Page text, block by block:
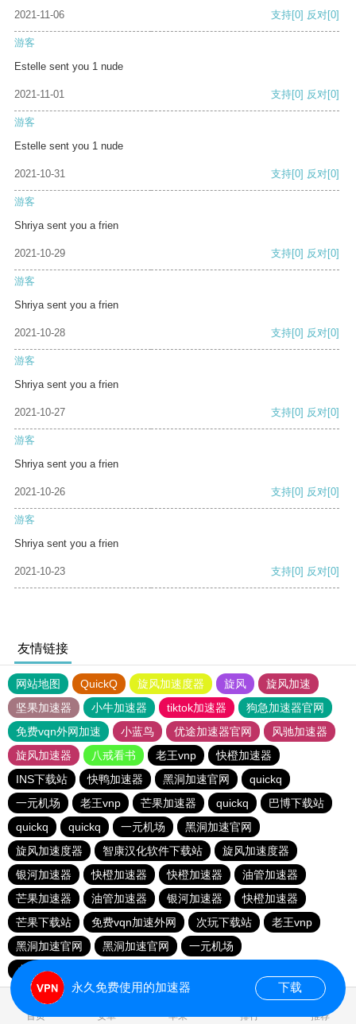
2021-11-06 支持[0] 反对[0]
游客
Estelle sent you 1 nude
2021-11-01 支持[0] 反对[0]
游客
Estelle sent you 1 nude
2021-10-31 支持[0] 反对[0]
游客
Shriya sent you a frien
2021-10-29 支持[0] 反对[0]
游客
Shriya sent you a frien
2021-10-28 支持[0] 反对[0]
游客
Shriya sent you a frien
2021-10-27 支持[0] 反对[0]
游客
Shriya sent you a frien
2021-10-26 支持[0] 反对[0]
游客
Shriya sent you a frien
2021-10-23 支持[0] 反对[0]
友情链接
网站地图 QuickQ 旋风加速度器 旋风
旋风加速
坚果加速器
小牛加速器 tiktok加速器
狗急加速器官网
免费vqn外网加速
小蓝鸟 优途加速器官网
风驰加速器
旋风加速器
八戒看书 老王vnp
快橙加速器
INS下载站
快鸭加速器 黑洞加速官网
quickq
一元机场
老王vnp 芒果加速器 quickq
巴博下载站
quickq
quickq 一元机场
黑洞加速官网
旋风加速度器
智康汉化软件下载站
旋风加速度器
银河加速器
快橙加速器 快橙加速器
油管加速器
芒果加速器
油管加速器 银河加速器
快橙加速器
芒果下载站
免费vqn加速外网 次玩下载站
老王vnp
黑洞加速官网
黑洞加速官网
一元机场
小猫咪ciash加速器
首页 安卓 苹果 排行 推荐
永久免费使用的加速器 下载
0.093858s